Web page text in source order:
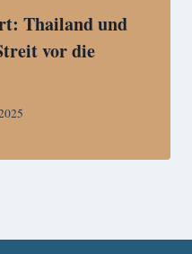
Thailand und
vor die